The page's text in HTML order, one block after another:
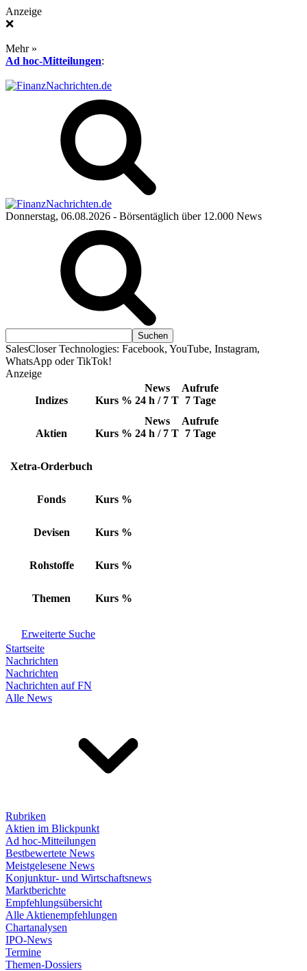
Anzeige
❌
Mehr »
Ad hoc-Mitteilungen:
Donnerstag, 06.08.2026 - Börsentäglich über 12.000 News
SalesCloser Technologies: Facebook, YouTube, Instagram,
WhatsApp oder TikTok!
Anzeige
Indizes Kurs %
News
24 h / 7 T
Aufrufe
7 Tage
Aktien Kurs %
News
24 h / 7 T
Aufrufe
7 Tage
Xetra-Orderbuch
Fonds Kurs %
Devisen Kurs %
Rohstoffe Kurs %
Themen Kurs %
Erweiterte Suche
Startseite
Nachrichten
Nachrichten
Nachrichten auf FN
Alle News
Rubriken
Aktien im Blickpunkt
Ad hoc-Mitteilungen
Bestbewertete News
Meistgelesene News
Konjunktur- und Wirtschaftsnews
Marktberichte
Empfehlungsübersicht
Alle Aktienempfehlungen
Chartanalysen
IPO-News
Termine
Themen-Dossiers